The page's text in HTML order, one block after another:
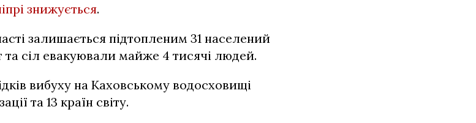
знижується.
залишається підтопленим 31 населений
сіл евакуювали майже 4 тисячі людей.
вибуху на Каховському водосховищі
та 13 країн світу.